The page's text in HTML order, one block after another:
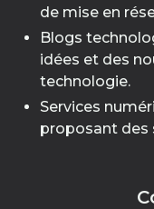
de mise en
Blogs
idées et des
technologie.
Services
proposant des